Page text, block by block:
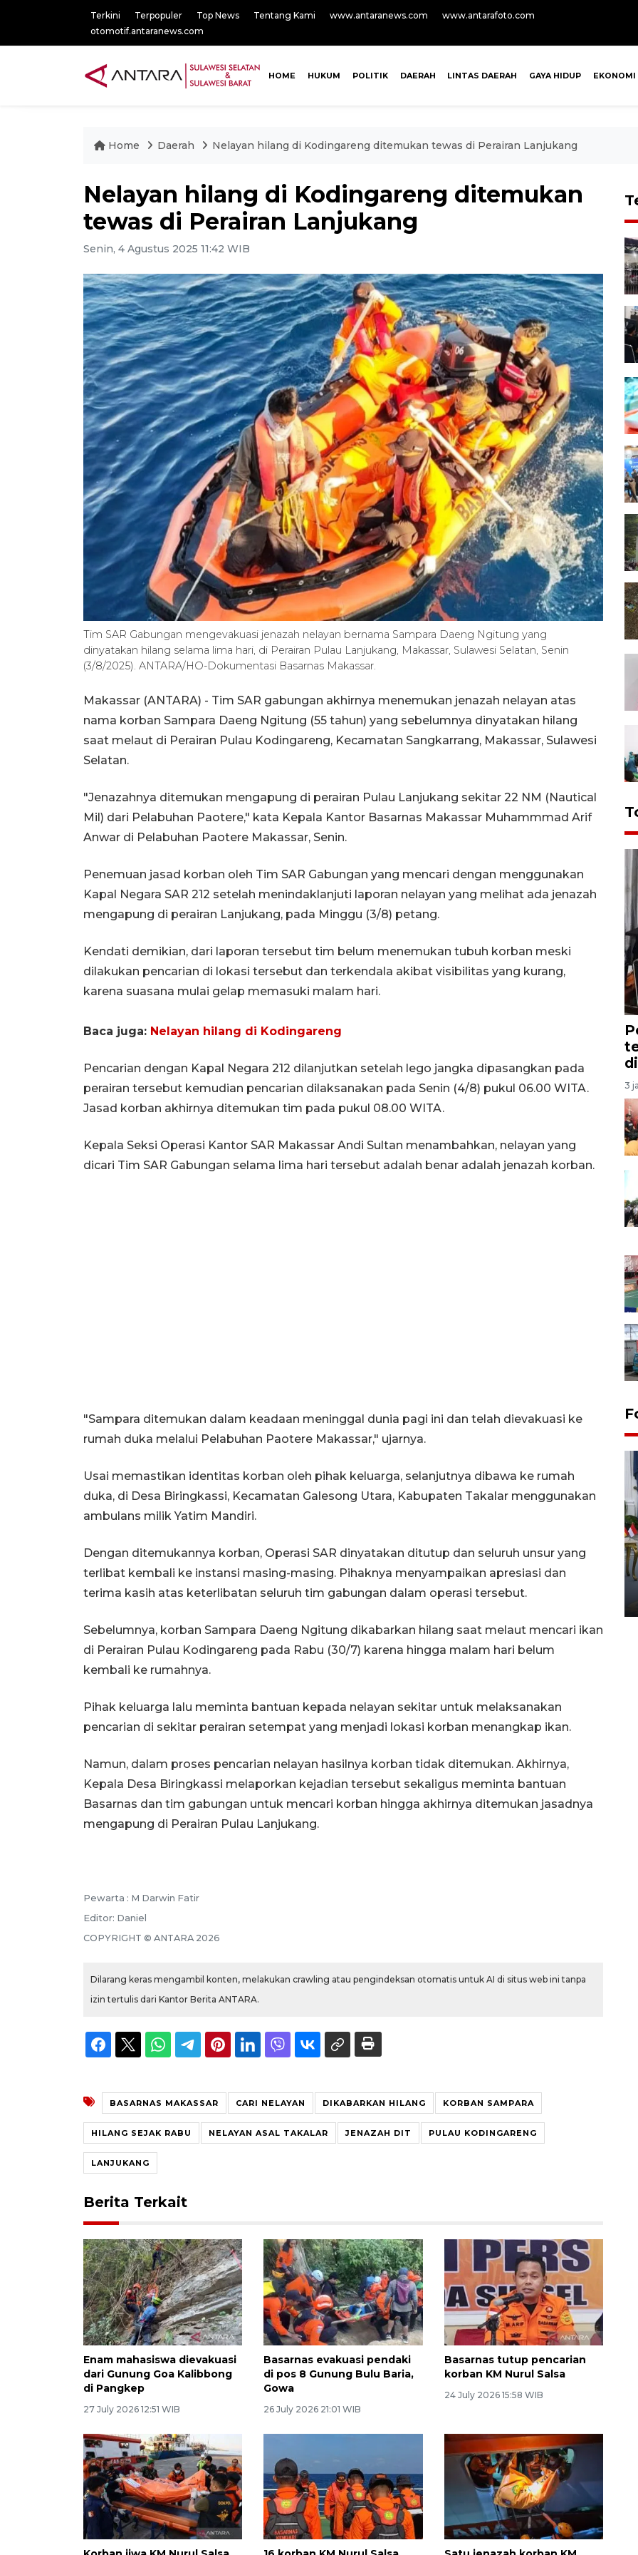
Terkini Terpopuler Top News Tentang Kami www.antaranews.com
www.antarafoto.com
otomotif.antaranews.com
HOME HUKUM POLITIK DAERAH LINTAS DAERAH GAYA HIDUP EKONOMI
Home Daerah Nelayan hilang di Kodingareng ditemukan tewas di Perairan Lanjukang
Nelayan hilang di Kodingareng ditemukan
tewas di Perairan Lanjukang
Senin, 4 Agustus 2025 11:42 WIB
Tim SAR Gabungan mengevakuasi jenazah nelayan bernama Sampara Daeng Ngitung yang
dinyatakan hilang selama lima hari, di Perairan Pulau Lanjukang, Makassar, Sulawesi Selatan, Senin
(3/8/2025). ANTARA/HO-Dokumentasi Basarnas Makassar.
Makassar (ANTARA) - Tim SAR gabungan akhirnya menemukan jenazah nelayan atas
nama korban Sampara Daeng Ngitung (55 tahun) yang sebelumnya dinyatakan hilang
saat melaut di Perairan Pulau Kodingareng, Kecamatan Sangkarrang, Makassar, Sulawesi
Selatan.
"Jenazahnya ditemukan mengapung di perairan Pulau Lanjukang sekitar 22 NM (Nautical
Mil) dari Pelabuhan Paotere," kata Kepala Kantor Basarnas Makassar Muhammmad Arif
Anwar di Pelabuhan Paotere Makassar, Senin.
Penemuan jasad korban oleh Tim SAR Gabungan yang mencari dengan menggunakan
Kapal Negara SAR 212 setelah menindaklanjuti laporan nelayan yang melihat ada jenazah
mengapung di perairan Lanjukang, pada Minggu (3/8) petang.
Kendati demikian, dari laporan tersebut tim belum menemukan tubuh korban meski
dilakukan pencarian di lokasi tersebut dan terkendala akibat visibilitas yang kurang,
karena suasana mulai gelap memasuki malam hari.
Baca juga: Nelayan hilang di Kodingareng
Pencarian dengan Kapal Negara 212 dilanjutkan setelah lego jangka dipasangkan pada
perairan tersebut kemudian pencarian dilaksanakan pada Senin (4/8) pukul 06.00 WITA.
Jasad korban akhirnya ditemukan tim pada pukul 08.00 WITA.
Kepala Seksi Operasi Kantor SAR Makassar Andi Sultan menambahkan, nelayan yang
dicari Tim SAR Gabungan selama lima hari tersebut adalah benar adalah jenazah korban.
"Sampara ditemukan dalam keadaan meninggal dunia pagi ini dan telah dievakuasi ke
rumah duka melalui Pelabuhan Paotere Makassar," ujarnya.
Usai memastikan identitas korban oleh pihak keluarga, selanjutnya dibawa ke rumah
duka, di Desa Biringkassi, Kecamatan Galesong Utara, Kabupaten Takalar menggunakan
ambulans milik Yatim Mandiri.
Dengan ditemukannya korban, Operasi SAR dinyatakan ditutup dan seluruh unsur yang
terlibat kembali ke instansi masing-masing. Pihaknya menyampaikan apresiasi dan
terima kasih atas keterlibatan seluruh tim gabungan dalam operasi tersebut.
Sebelumnya, korban Sampara Daeng Ngitung dikabarkan hilang saat melaut mencari ikan
di Perairan Pulau Kodingareng pada Rabu (30/7) karena hingga malam hari belum
kembali ke rumahnya.
Pihak keluarga lalu meminta bantuan kepada nelayan sekitar untuk melaksanakan
pencarian di sekitar perairan setempat yang menjadi lokasi korban menangkap ikan.
Namun, dalam proses pencarian nelayan hasilnya korban tidak ditemukan. Akhirnya,
Kepala Desa Biringkassi melaporkan kejadian tersebut sekaligus meminta bantuan
Basarnas dan tim gabungan untuk mencari korban hingga akhirnya ditemukan jasadnya
mengapung di Perairan Pulau Lanjukang.
Pewarta : M Darwin Fatir
Editor: Daniel
COPYRIGHT © ANTARA 2026
Dilarang keras mengambil konten, melakukan crawling atau pengindeksan otomatis untuk AI di situs web ini tanpa
izin tertulis dari Kantor Berita ANTARA.
BASARNAS MAKASSAR CARI NELAYAN DIKABARKAN HILANG KORBAN SAMPARA
HILANG SEJAK RABU NELAYAN ASAL TAKALAR JENAZAH DIT PULAU KODINGARENG
LANJUKANG
Berita Terkait
Enam mahasiswa dievakuasi
dari Gunung Goa Kalibbong
di Pangkep
27 July 2026 12:51 WIB
Basarnas evakuasi pendaki
di pos 8 Gunung Bulu Baria,
Gowa
26 July 2026 21:01 WIB
Basarnas tutup pencarian
korban KM Nurul Salsa
24 July 2026 15:58 WIB
3
FOTO - Kirab memperingati
HUT ke-80 Raja Keraton
Yogyakarta
02 April 2026 12:51 WIB